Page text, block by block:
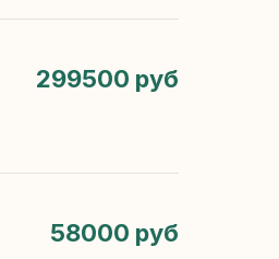
299500 руб
58000 руб